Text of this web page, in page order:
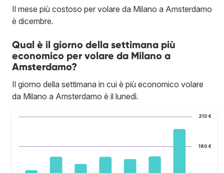
Il mese più costoso per volare da Milano a Amsterdamo
è dicembre.
Qual è il giorno della settimana più
economico per volare da Milano a
Amsterdamo?
Il giorno della settimana in cui è più economico volare
da Milano a Amsterdamo è il lunedì.
180 €
210 €